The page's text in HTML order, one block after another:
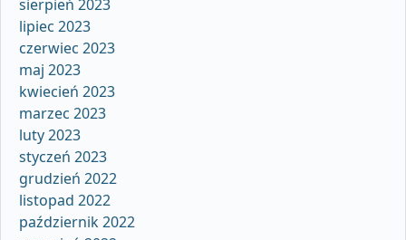
sierpień 2023
lipiec 2023
czerwiec 2023
maj 2023
kwiecień 2023
marzec 2023
luty 2023
styczeń 2023
grudzień 2022
listopad 2022
październik 2022